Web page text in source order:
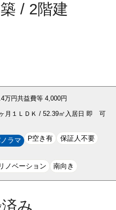
/ 2階建
万円共益費等 4,000円
月 １ＬＤＫ /52.39㎡ 入居日 即 可
ラマ P空き有 保証人不要
リノベーション 南向き
み